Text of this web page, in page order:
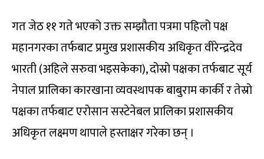
गत जेठ ११ गते भएको उक्त सम्झौता पत्रमा पहिलो पक्ष
महानगरका तर्फबाट प्रमुख प्रशासकीय अधिकृत वीरेन्द्रदेव
भारती (अहिले सरुवा भइसकेका), दोस्रो पक्षका तर्फबाट सूर्य
नेपाल प्रालिका कारखाना व्यवस्थापक बाबुराम कार्की र तेस्रो
पक्षका तर्फबाट एरोसान सस्टेनेबल प्रालिका प्रशासकीय
अधिकृत लक्ष्मण थापाले हस्ताक्षर गरेका छन् ।